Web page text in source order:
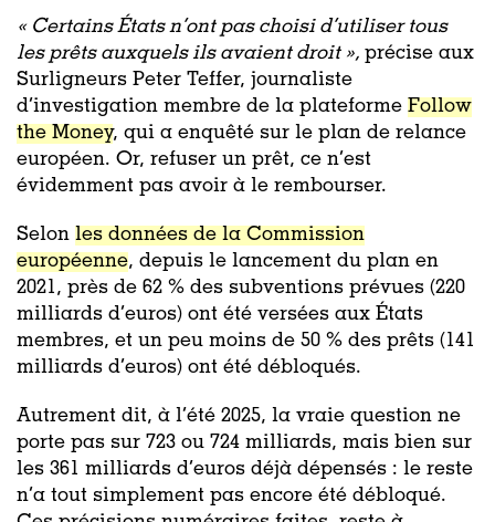
« Certains États n’ont pas choisi d’utiliser tous
les prêts auxquels ils avaient droit », précise aux
Surligneurs Peter Teffer, journaliste
d’investigation membre de la plateforme Follow
the Money, qui a enquêté sur le plan de relance
européen. Or, refuser un prêt, ce n’est
évidemment pas avoir à le rembourser.
Selon les données de la Commission
européenne, depuis le lancement du plan en
2021, près de 62 % des subventions prévues (220
milliards d’euros) ont été versées aux États
membres, et un peu moins de 50 % des prêts (141
milliards d’euros) ont été débloqués.
Autrement dit, à l’été 2025, la vraie question ne
porte pas sur 723 ou 724 milliards, mais bien sur
les 361 milliards d’euros déjà dépensés : le reste
n’a tout simplement pas encore été débloqué.